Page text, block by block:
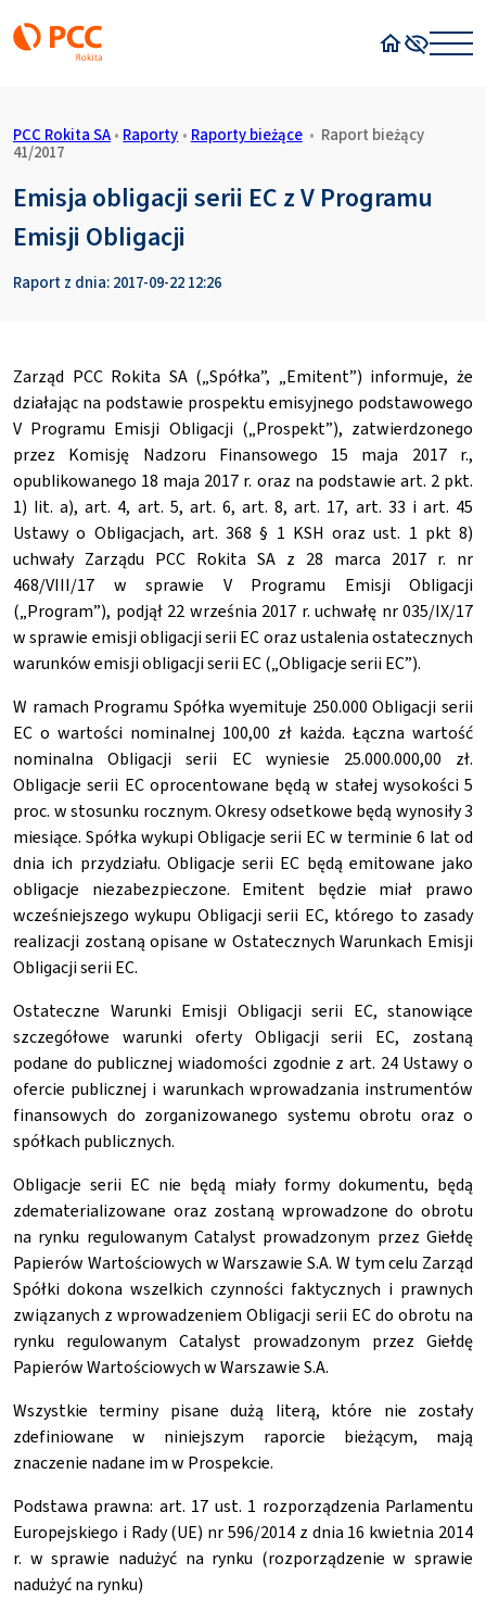
PCC Rokita SA • Raporty • Raporty bieżące • Raport bieżący
41/2017
Emisja obligacji serii EC z V Programu
Emisji Obligacji
Raport z dnia: 2017-09-22 12:26
Zarząd PCC Rokita SA („Spółka”, „Emitent”) informuje, że
działając na podstawie prospektu emisyjnego podstawowego
V Programu Emisji Obligacji („Prospekt”), zatwierdzonego
przez Komisję Nadzoru Finansowego 15 maja 2017 r.,
opublikowanego 18 maja 2017 r. oraz na podstawie art. 2 pkt.
1) lit. a), art. 4, art. 5, art. 6, art. 8, art. 17, art. 33 i art. 45
Ustawy o Obligacjach, art. 368 § 1 KSH oraz ust. 1 pkt 8)
uchwały Zarządu PCC Rokita SA z 28 marca 2017 r. nr
468/VIII/17 w sprawie V Programu Emisji Obligacji
(„Program”), podjął 22 września 2017 r. uchwałę nr 035/IX/17
w sprawie emisji obligacji serii EC oraz ustalenia ostatecznych
warunków emisji obligacji serii EC („Obligacje serii EC”).
W ramach Programu Spółka wyemituje 250.000 Obligacji serii
EC o wartości nominalnej 100,00 zł każda. Łączna wartość
nominalna Obligacji serii EC wyniesie 25.000.000,00 zł.
Obligacje serii EC oprocentowane będą w stałej wysokości 5
proc. w stosunku rocznym. Okresy odsetkowe będą wynosiły 3
miesiące. Spółka wykupi Obligacje serii EC w terminie 6 lat od
dnia ich przydziału. Obligacje serii EC będą emitowane jako
obligacje niezabezpieczone. Emitent będzie miał prawo
wcześniejszego wykupu Obligacji serii EC, którego to zasady
realizacji zostaną opisane w Ostatecznych Warunkach Emisji
Obligacji serii EC.
Ostateczne Warunki Emisji Obligacji serii EC, stanowiące
szczegółowe warunki oferty Obligacji serii EC, zostaną
podane do publicznej wiadomości zgodnie z art. 24 Ustawy o
ofercie publicznej i warunkach wprowadzania instrumentów
finansowych do zorganizowanego systemu obrotu oraz o
spółkach publicznych.
Obligacje serii EC nie będą miały formy dokumentu, będą
zdematerializowane oraz zostaną wprowadzone do obrotu
na rynku regulowanym Catalyst prowadzonym przez Giełdę
Papierów Wartościowych w Warszawie S.A. W tym celu Zarząd
Spółki dokona wszelkich czynności faktycznych i prawnych
związanych z wprowadzeniem Obligacji serii EC do obrotu na
rynku regulowanym Catalyst prowadzonym przez Giełdę
Papierów Wartościowych w Warszawie S.A.
Wszystkie terminy pisane dużą literą, które nie zostały
zdefiniowane w niniejszym raporcie bieżącym, mają
znaczenie nadane im w Prospekcie.
Podstawa prawna: art. 17 ust. 1 rozporządzenia Parlamentu
Europejskiego i Rady (UE) nr 596/2014 z dnia 16 kwietnia 2014
r. w sprawie nadużyć na rynku (rozporządzenie w sprawie
nadużyć na rynku)